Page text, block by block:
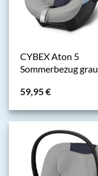
CYBEX Aton 5
Sommerbezug grau
59,95€